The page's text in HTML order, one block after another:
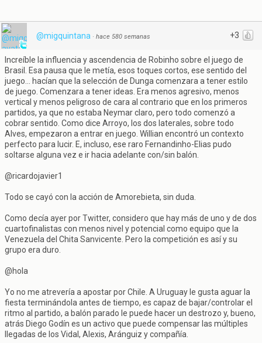
+3
@migquintana · hace 580 semanas
Increíble la influencia y ascendencia de Robinho sobre el juego de
Brasil. Esa pausa que le metía, esos toques cortos, ese sentido del
juego... hacían que la selección de Dunga comenzara a tener estilo
de juego. Comenzara a tener ideas. Era menos agresivo, menos
vertical y menos peligroso de cara al contrario que en los primeros
partidos, ya que no estaba Neymar claro, pero todo comenzó a
cobrar sentido. Como dice Arroyo, los dos laterales, sobre todo
Alves, empezaron a entrar en juego. Willian encontró un contexto
perfecto para lucir. E, incluso, ese raro Fernandinho-Elias pudo
soltarse alguna vez e ir hacia adelante con/sin balón.
@ricardojavier1
Todo se cayó con la acción de Amorebieta, sin duda.
Como decía ayer por Twitter, considero que hay más de uno y de dos
cuartofinalistas con menos nivel y potencial como equipo que la
Venezuela del Chita Sanvicente. Pero la competición es así y su
grupo era duro.
@hola
Yo no me atrevería a apostar por Chile. A Uruguay le gusta aguar la
fiesta terminándola antes de tiempo, es capaz de bajar/controlar el
ritmo al partido, a balón parado le puede hacer un destrozo y, bueno,
atrás Diego Godín es un activo que puede compensar las múltiples
llegadas de los Vidal, Alexis, Aránguiz y compañía.